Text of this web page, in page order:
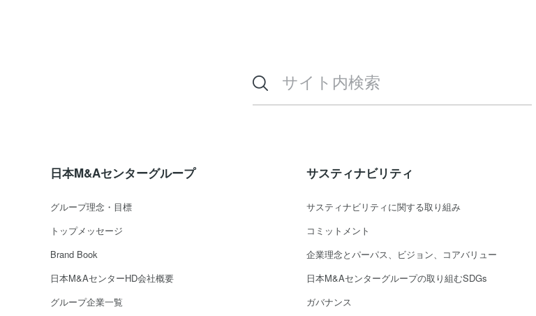
日本M&Aセンターグループ
グループ理念・目標
トップメッセージ
Brand Book
日本M&AセンターHD会社概要
グループ企業一覧
サスティナビリティ
サスティナビリティに関する取り組み
コミットメント
企業理念とパーパス、ビジョン、コアバリュー
日本M&Aセンターグループの取り組むSDGs
ガバナンス